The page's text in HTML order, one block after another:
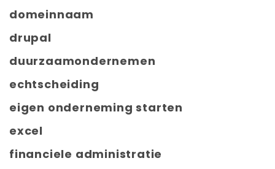
domeinnaam
drupal
duurzaamondernemen
echtscheiding
eigen onderneming starten
excel
financiele administratie